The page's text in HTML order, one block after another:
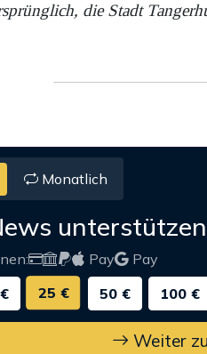
die Stadt
Monatlich
unterstützen
Pay
Pay
25 € 50 € 100 €
Weiter